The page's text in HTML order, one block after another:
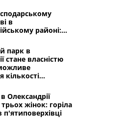
в
районі:
парк в
стане власністю
кількості
Олександрії
жінок: горіла
п'ятиповерхівці